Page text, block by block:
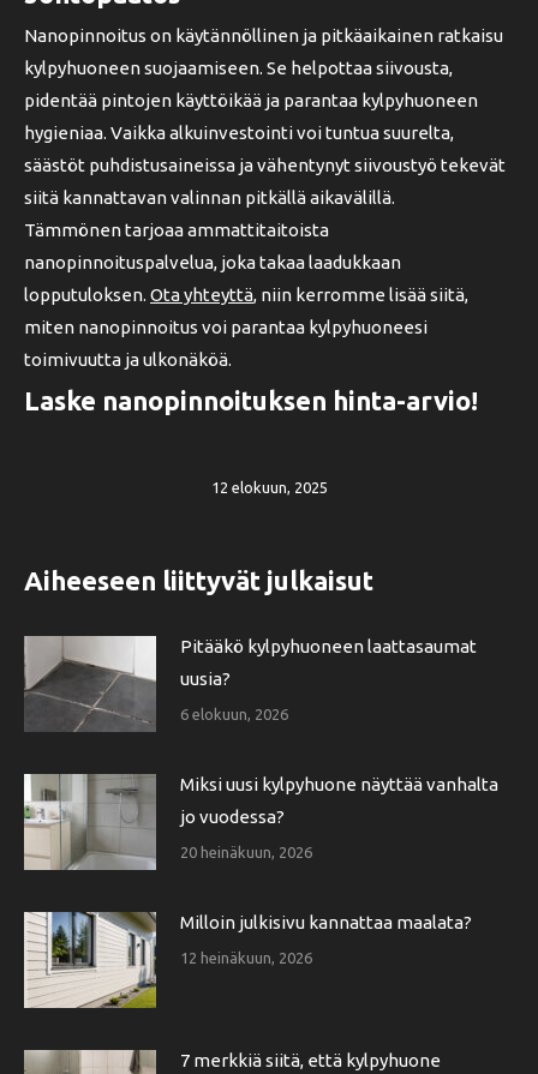
Nanopinnoitus on käytännöllinen ja pitkäaikainen ratkaisu
kylpyhuoneen suojaamiseen. Se helpottaa siivousta,
pidentää pintojen käyttöikää ja parantaa kylpyhuoneen
hygieniaa. Vaikka alkuinvestointi voi tuntua suurelta,
säästöt puhdistusaineissa ja vähentynyt siivoustyö tekevät
siitä kannattavan valinnan pitkällä aikavälillä.
Tämmönen tarjoaa ammattitaitoista
nanopinnoituspalvelua, joka takaa laadukkaan
lopputuloksen. Ota yhteyttä, niin kerromme lisää siitä,
miten nanopinnoitus voi parantaa kylpyhuoneesi
toimivuutta ja ulkonäköä.
Laske nanopinnoituksen hinta-arvio!
12 elokuun, 2025
Aiheeseen liittyvät julkaisut
Pitääkö kylpyhuoneen laattasaumat
uusia?
6 elokuun, 2026
Miksi uusi kylpyhuone näyttää vanhalta
jo vuodessa?
20 heinäkuun, 2026
Milloin julkisivu kannattaa maalata?
12 heinäkuun, 2026
7 merkkiä siitä, että kylpyhuone